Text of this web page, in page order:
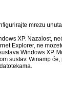
mrezu
XP. Nazalost,
Explorer, ne
Windows XP.
sustav. Winamp će,